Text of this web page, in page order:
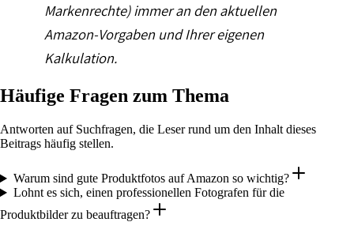
Markenrechte) immer an den aktuellen
Amazon-Vorgaben und Ihrer eigenen
Kalkulation.
Häufige Fragen zum Thema
Antworten auf Suchfragen, die Leser rund um den Inhalt dieses
Beitrags häufig stellen.
Warum sind gute Produktfotos auf Amazon so wichtig?
Lohnt es sich, einen professionellen Fotografen für die
Produktbilder zu beauftragen?